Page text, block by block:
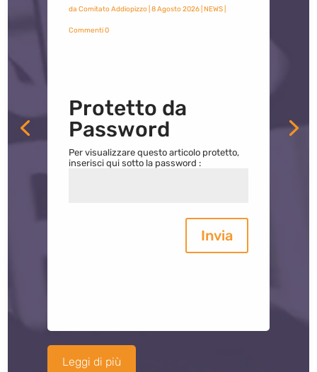
da Comitato Addiopizzo| 8 Agosto 2026| NEWS|
Commenti 0
Protetto da
Password
Per visualizzare questo articolo protetto,
inserisci qui sotto la password :
Invia
Leggi di più